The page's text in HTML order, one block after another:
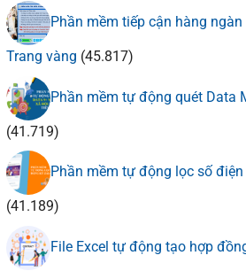
Phần mềm tiếp cận hàng
Trang vàng (45.817)
Phần mềm tự động quét Data
(41.719)
Phần mềm tự động lọc số
(41.189)
File Excel tự động tạo hợp